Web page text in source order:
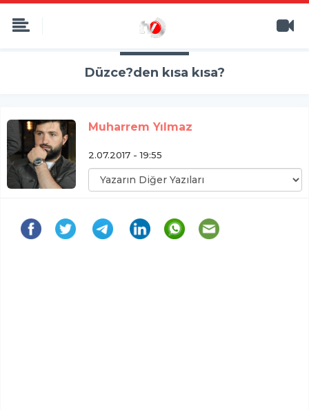
Düzce?den kısa kısa?
Muharrem Yılmaz
2.07.2017 - 19:55